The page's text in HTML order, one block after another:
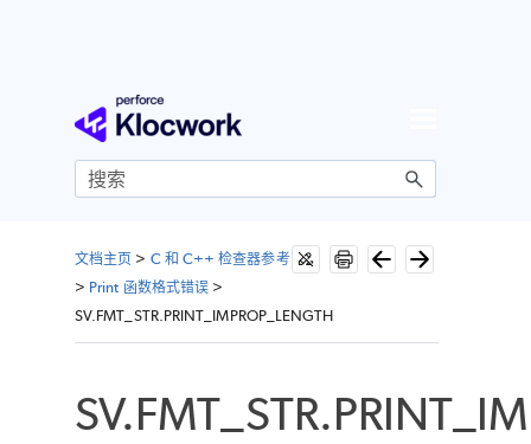
跳到主内容
文档主页 > C 和 C++ 检查器参考
> Print 函数格式错误 >
SV.FMT_STR.PRINT_IMPROP_LENGTH